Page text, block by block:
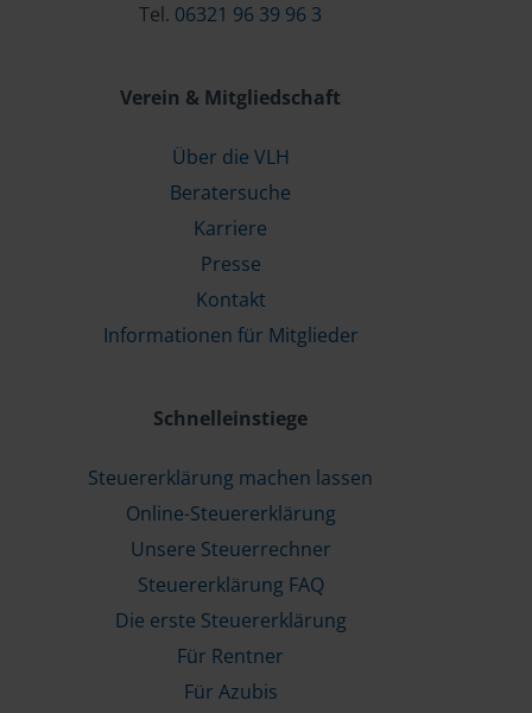
Tel. 06321 96 39 96 3
Verein & Mitgliedschaft
Über die VLH
Beratersuche
Karriere
Presse
Kontakt
Informationen für Mitglieder
Schnelleinstiege
Steuererklärung machen lassen
Online-Steuererklärung
Unsere Steuerrechner
Steuererklärung FAQ
Die erste Steuererklärung
Für Rentner
Für Azubis